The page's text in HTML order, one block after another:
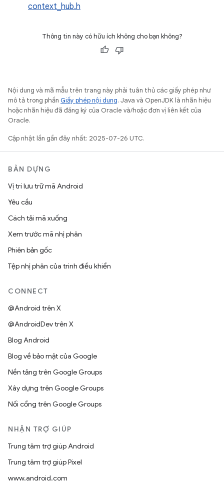
context_hub.h
Thông tin này có hữu ích không cho bạn không?
Nội dung và mã mẫu trên trang này phải tuân thủ các giấy phép như
mô tả trong phần Giấy phép nội dung. Java và OpenJDK là nhãn hiệu
hoặc nhãn hiệu đã đăng ký của Oracle và/hoặc đơn vị liên kết của
Oracle.
Cập nhật lần gần đây nhất: 2025-07-26 UTC.
BẢN DỰNG
Vị trí lưu trữ mã Android
Yêu cầu
Cách tải mã xuống
Xem trước mã nhị phân
Phiên bản gốc
Tệp nhị phân của trình điều khiển
CONNECT
@Android trên X
@AndroidDev trên X
Blog Android
Blog về bảo mật của Google
Nền tảng trên Google Groups
Xây dựng trên Google Groups
Nối cổng trên Google Groups
NHẬN TRỢ GIÚP
Trung tâm trợ giúp Android
Trung tâm trợ giúp Pixel
www.android.com